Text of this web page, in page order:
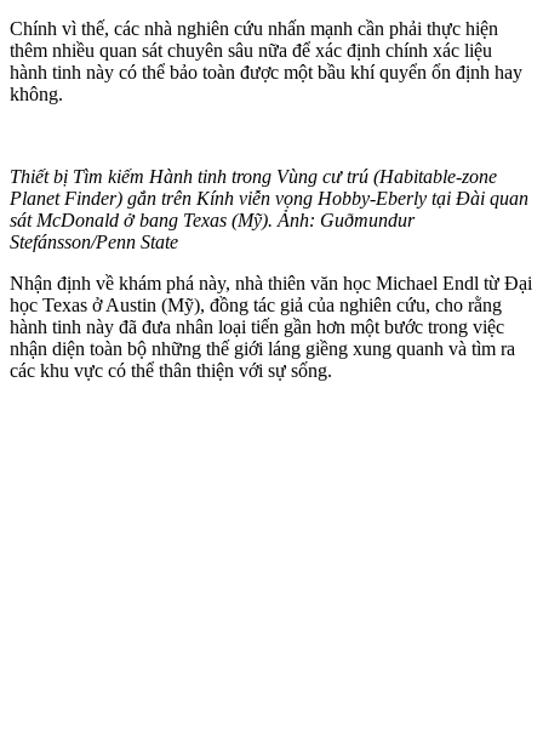
Chính vì thế, các nhà nghiên cứu nhấn mạnh cần phải thực hiện
thêm nhiều quan sát chuyên sâu nữa để xác định chính xác liệu
hành tinh này có thể bảo toàn được một bầu khí quyển ổn định hay
không.
Thiết bị Tìm kiếm Hành tinh trong Vùng cư trú (Habitable-zone
Planet Finder) gắn trên Kính viễn vọng Hobby-Eberly tại Đài quan
sát McDonald ở bang Texas (Mỹ). Ảnh: Guðmundur
Stefánsson/Penn State
Nhận định về khám phá này, nhà thiên văn học Michael Endl từ Đại
học Texas ở Austin (Mỹ), đồng tác giả của nghiên cứu, cho rằng
hành tinh này đã đưa nhân loại tiến gần hơn một bước trong việc
nhận diện toàn bộ những thế giới láng giềng xung quanh và tìm ra
các khu vực có thể thân thiện với sự sống.